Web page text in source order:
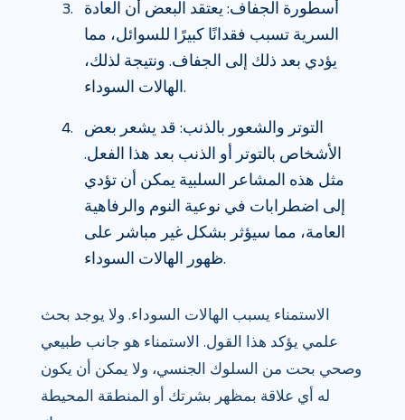
أسطورة الجفاف: يعتقد البعض أن العادة
السرية تسبب فقدانًا كبيرًا للسوائل، مما
يؤدي بعد ذلك إلى الجفاف. ونتيجة لذلك،
الهالات السوداء.
التوتر والشعور بالذنب: قد يشعر بعض
الأشخاص بالتوتر أو الذنب بعد هذا الفعل.
مثل هذه المشاعر السلبية يمكن أن تؤدي
إلى اضطرابات في نوعية النوم والرفاهية
العامة، مما سيؤثر بشكل غير مباشر على
ظهور الهالات السوداء.
الاستمناء يسبب الهالات السوداء. ولا يوجد بحث
علمي يؤكد هذا القول. الاستمناء هو جانب طبيعي
وصحي بحت من السلوك الجنسي، ولا يمكن أن يكون
له أي علاقة بمظهر بشرتك أو المنطقة المحيطة